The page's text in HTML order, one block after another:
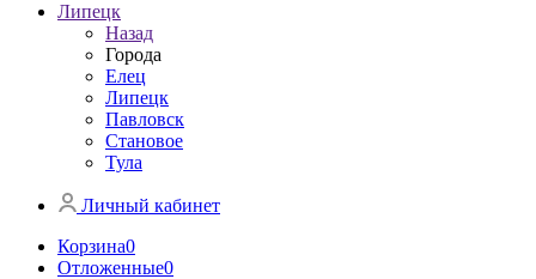
Липецк
Назад
Города
Елец
Липецк
Павловск
Становое
Тула
Личный кабинет
Корзина0
Отложенные0